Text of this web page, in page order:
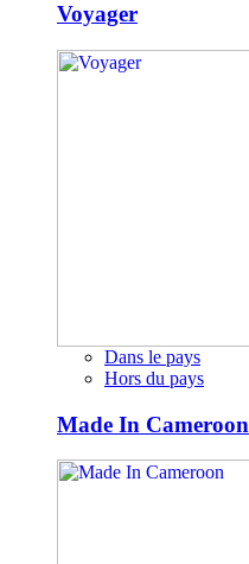
Voyager
Dans le pays
Hors du pays
Made In Cameroon